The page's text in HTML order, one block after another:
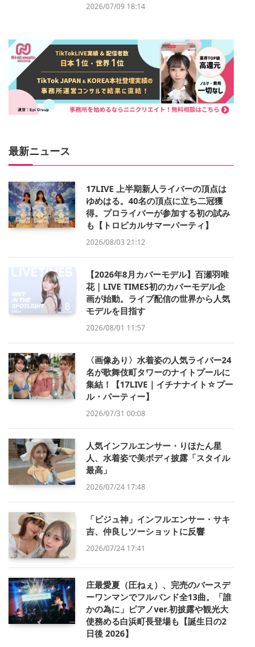
2026/07/09 18:14
最新ニュース
17LIVE 上半期新人ライバーの頂点は
ゆめはる。40名の頂点に立ち二冠獲
得。プロライバーが参加する初の試み
も【トロピカルサマーパーティ】
2026/08/03 21:12
【2026年8月カバーモデル】百瀬羽唯
花｜LIVE TIMES初のカバーモデル企
画が始動。ライブ配信の世界から人気
モデルを目指す
2026/08/01 11:57
〈画像あり〉水着姿の人気ライバー24
名が歌舞伎町タワーのナイトプールに
集結！【17LIVE｜イチナナイト☆プー
ル・パーティー】
2026/07/31 00:08
人気インフルエンサー・りほたん星
人、水着姿で美ボディ披露「スタイル
最高」
2026/07/24 17:48
「ビジュ神」インフルエンサー・サキ
吉、仲良しツーショットに反響
2026/07/24 17:41
庄最愛夏（圧ねぇ）、完売のバースデ
ーワンマンでフルバンド全13曲。「誰
かの為に」ピアノver.初披露や観光大
使務める白浜町長登場も【誕生日の2
日後 2026】